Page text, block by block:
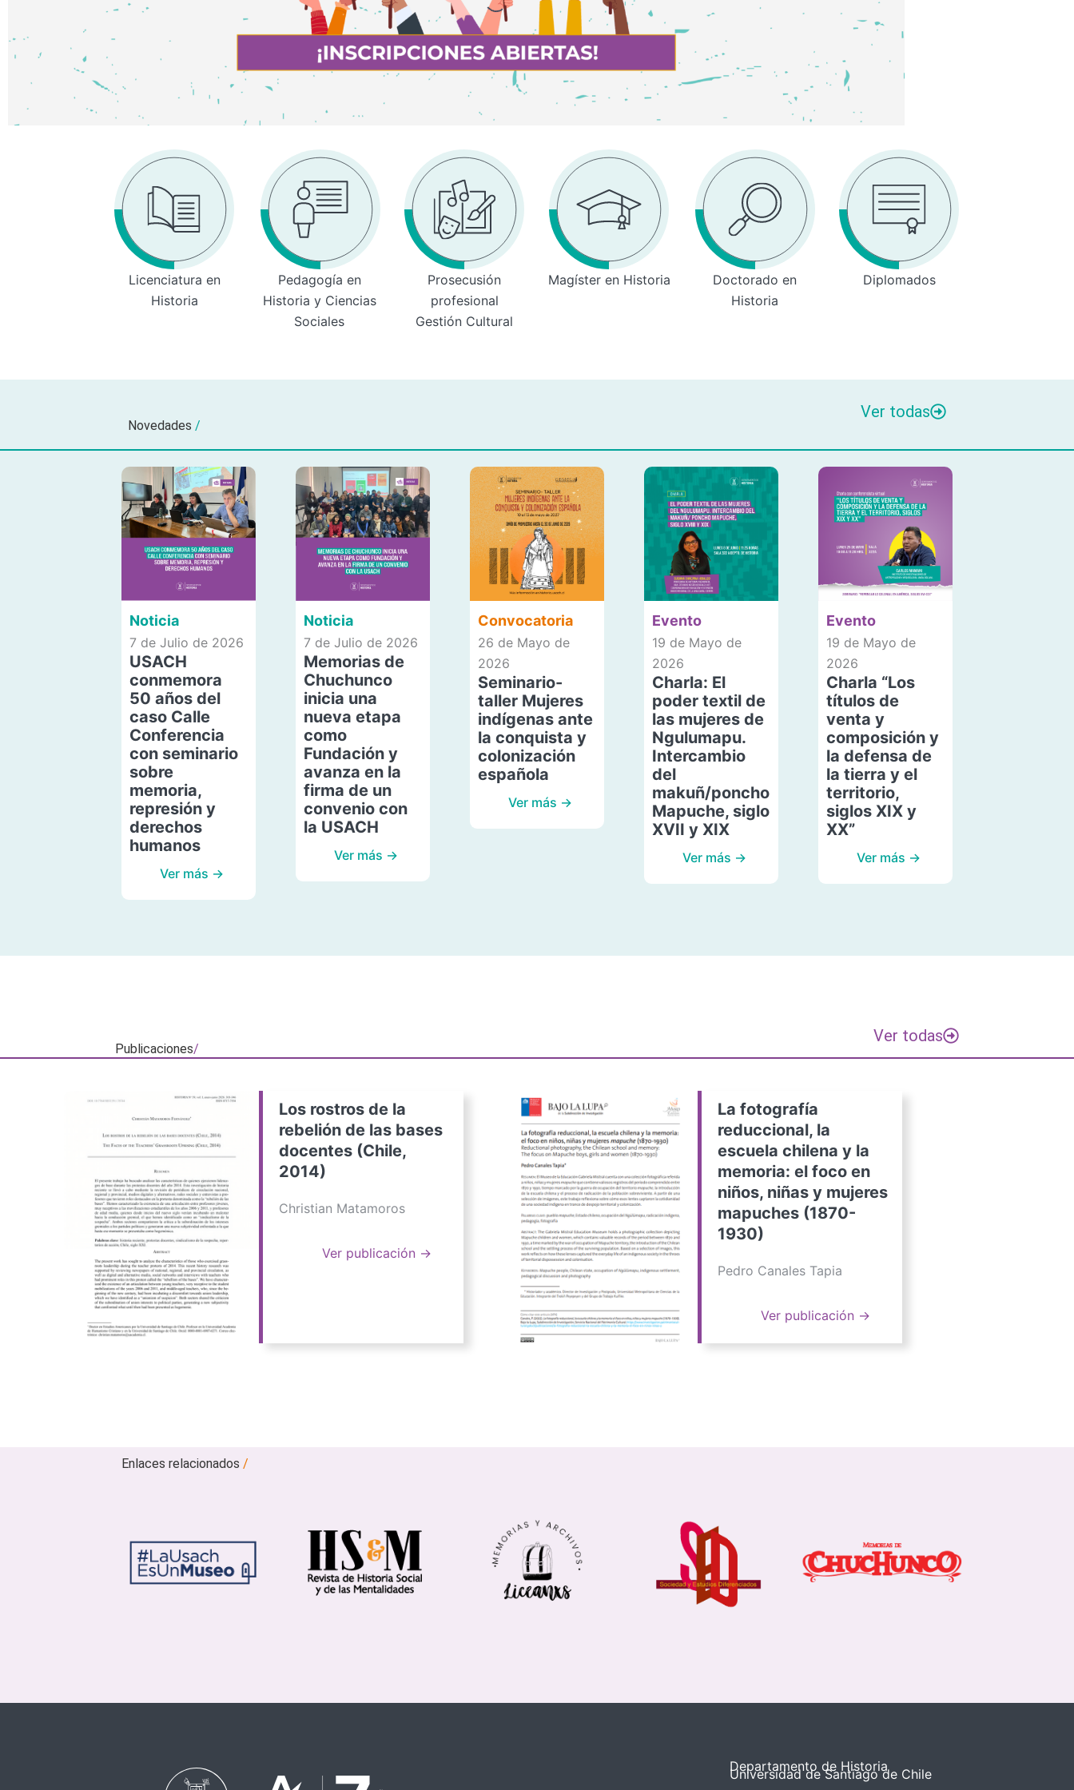
Licenciatura en
Historia
Pedagogía en
Historia y Ciencias
Sociales
Prosecusión
profesional
Gestión Cultural
Magíster en Historia
Doctorado en
Historia
Diplomados
Novedades /
Ver todas
Noticia
7 de Julio de 2026
USACH
conmemora
50 años del
caso Calle
Conferencia
con seminario
sobre
memoria,
represión y
derechos
humanos
Ver más →
Noticia
7 de Julio de 2026
Memorias de
Chuchunco
inicia una
nueva etapa
como
Fundación y
avanza en la
firma de un
convenio con
la USACH
Ver más →
Convocatoria
26 de Mayo de
2026
Seminario-
taller Mujeres
indígenas ante
la conquista y
colonización
española
Ver más →
Evento
19 de Mayo de
2026
Charla: El
poder textil de
las mujeres de
Ngulumapu.
Intercambio
del
makuñ/poncho
Mapuche, siglo
XVII y XIX
Ver más →
Evento
19 de Mayo de
2026
Charla “Los
títulos de
venta y
composición y
la defensa de
la tierra y el
territorio,
siglos XIX y
XX”
Ver más →
Publicaciones/
Ver todas
Los rostros de la
rebelión de las bases
docentes (Chile,
2014)
Christian Matamoros
Ver publicación →
La fotografía
reduccional, la
escuela chilena y la
memoria: el foco en
niños, niñas y mujeres
mapuches (1870-
1930)
Pedro Canales Tapia
Ver publicación →
Enlaces relacionados/
Departamento de Historia
Universidad de Santiago de Chile